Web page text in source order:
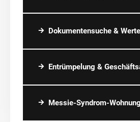
Dokumentensuche &
Entrümpelung &
Messie-Syndrom-